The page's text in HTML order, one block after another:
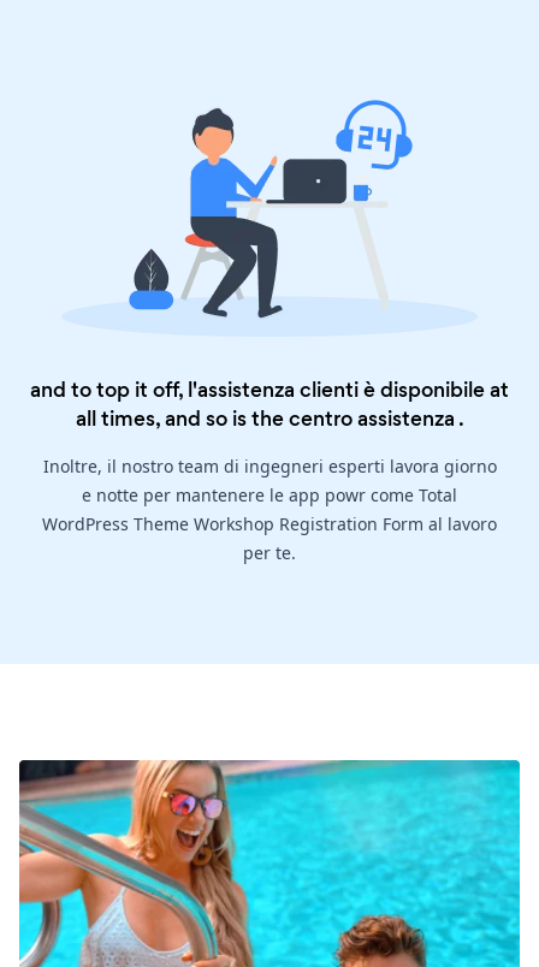
and to top it off, l'assistenza clienti è disponibile at
all times, and so is thecentro assistenza .
Inoltre, il nostro team di ingegneri esperti lavora giorno
e notte per mantenere le app powr come Total
WordPress Theme Workshop Registration Form al lavoro
per te.